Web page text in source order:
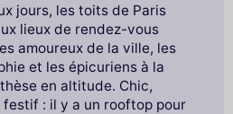
jours, les toits de Paris
lieux de rendez-vous
amoureux de la ville, les
et les épicuriens à la
en altitude. Chic,
: il y a un rooftop pour